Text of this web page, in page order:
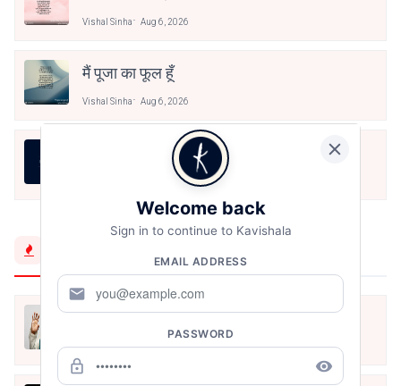
Vishal Sinha Aug 6, 2026
मैं पूजा का फूल हूँ
Vishal Sinha Aug 6, 2026
Aug 6, 2026
मैं शून्य पे सवार हूँ
Jun 16, 2020
Welcome back
Sign in to continue to Kavishala
EMAIL ADDRESS
mail
PASSWORD
lock_outline remove_red_eye